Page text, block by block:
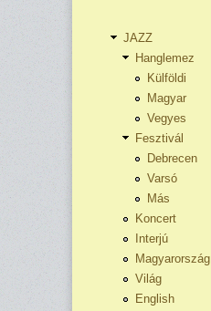
JAZZ
Hanglemez
Külföldi
Magyar
Vegyes
Fesztivál
Debrecen
Varsó
Más
Koncert
Interjú
Magyarország
Világ
English